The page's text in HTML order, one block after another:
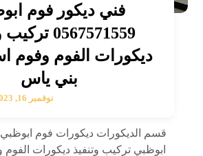
فني ديكور فوم
0567571559
ديكورات الفوم وفوم
بني ياس
نوفمبر 16, 2023
قسم الديكورات ديكورات فوم
ابوظبي تركيب وتنفيذ ديكورات